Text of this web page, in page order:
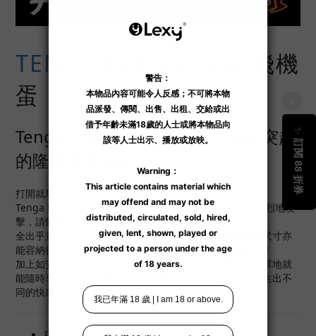
TENGA
Egg Shiny II 飛機
蛋
Tenga Egg Hard Gel 系列 | 太陽突起
的隆隆邊緣刺激
打開就馬上帶來驚喜！超人氣飛機蛋登場！
Tenga Egg Shiny II 太陽的大突起和周圍的細刺激紋會猛烈地攻
擊，請體驗高彈性凝膠帶來的衝擊力隆隆邊緣刺激。
全出乎意料之外，超柔軟及彈性超高的素材，簡直是甚麼尺寸亦
能容納得下。請享受高彈性凝膠和突起所產生的組合刺激！
加上如安全套一樣的柔軟感，直接配合掌心的溫暖感，簡單地就
能隨時享樂。而且，每一款的內部結構都不一樣，各自產生出不
同的快感。